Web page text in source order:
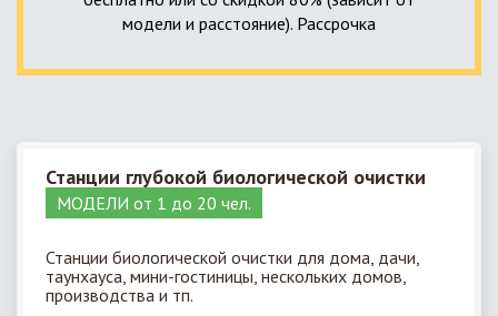
модели и расстояние). Рассрочка
Станции глубокой биологической очистки
МОДЕЛИ от 1 до 20 чел.
Станции биологической очистки для дома, дачи,
таунхауса, мини-гостиницы, нескольких домов,
производства и тп.